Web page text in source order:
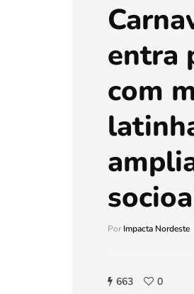
entra
com
PorImpacta Nordeste
663 0